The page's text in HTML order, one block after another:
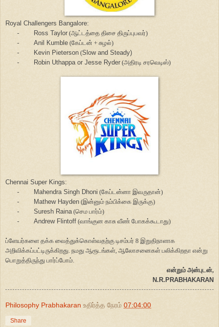
Royal Challengers Bangalore:
-
Ross Taylor (ஆட்டத்தை திசை திருப்புபவர்)
-
Anil Kumble (கேப்டன் + சுழல்)
-
Kevin Pieterson (Slow and Steady)
-
Robin Uthappa or Jesse Ryder (அதிரடி சரவெடிஸ்)
Chennai Super Kings:
-
Mahendra Singh Dhoni (கேப்டன்னா இவருதான்)
-
Mathew Hayden (இன்னும் நம்பிக்கை இருக்கு)
-
Suresh Raina (செம பார்ம்)
-
Andrew Flintoff (வாங்குன காசு வீண் போகக்கூடாது)
ப்ளேயர்களை தக்க வைத்துக்கொள்வதற்கு டிசம்பர் 8 இறுதிநாளாக
அறிவிக்கப்பட்டிருக்கிறது. நமது ஆரூடங்கள், ஆலோசனைகள் பலிக்கிறதா என்று
பொறுத்திருந்து பார்ப்போம்.
என்றும் அன்புடன்,
N.R.PRABHAKARAN
Philosophy Prabhakaran உதிர்த்த நேரம் 07:04:00
Share